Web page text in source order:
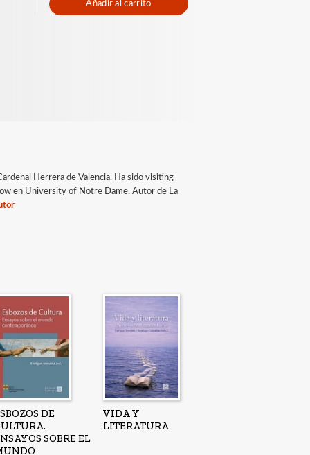
Añadir al carrito
Herrera de Valencia. Ha sido visiting
en University of Notre Dame. Autor de La
DE
SOBRE EL
VIDA Y
LITERATURA